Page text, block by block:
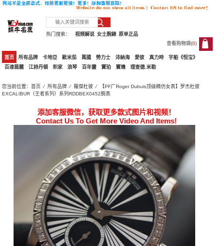
热门搜索： 原单正品
女士腕錶
视频解说
查看购物袋(0)
0
首页 所有品牌 卡地亞 歐米茄 萬國 勞力士 沛納海 愛彼 真力時
宇舶《恒宝》
百達翡麗
江詩丹頓 积家 浪琴 百年靈 寶珀 寶璣 理查德.米勒
您当前位置：首页 ⁄所有品牌 ⁄羅傑杜彼 ⁄ 【PF厂Roger Dubuis顶级精仿女表】罗杰杜彼
EXCALIBUR（王者系列）系列RDDBEX0452腕表
添加客服微信，获取更多款式图片和视频！
Contact Us To Get More Video And Items!